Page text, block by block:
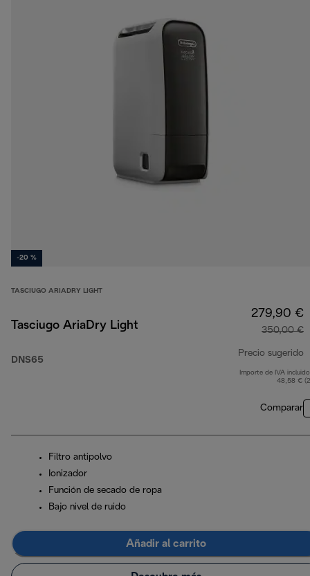
-20 %
TASCIUGO ARIADRY LIGHT
Tasciugo AriaDry Light
DNS65
279,90 €
350,00 €
Precio sugerido
Importe de IVA
48,58 €
Comparar
Filtro antipolvo
Ionizador
Función de secado de ropa
Bajo nivel de ruido
Añadir al carrito